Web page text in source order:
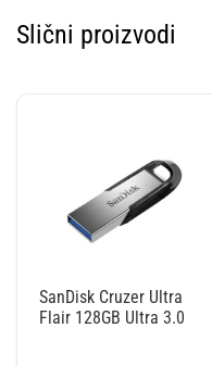
Slični proizvodi
SanDisk Cruzer Ultra
Flair 128GB Ultra 3.0